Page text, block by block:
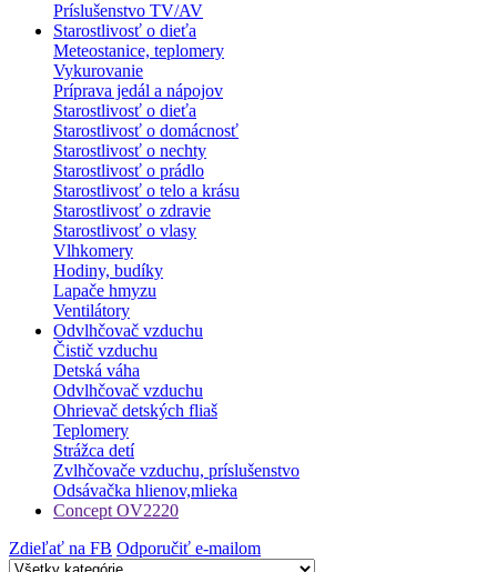
Príslušenstvo TV/AV
Starostlivosť o dieťa
Meteostanice, teplomery
Vykurovanie
Príprava jedál a nápojov
Starostlivosť o dieťa
Starostlivosť o domácnosť
Starostlivosť o nechty
Starostlivosť o prádlo
Starostlivosť o telo a krásu
Starostlivosť o zdravie
Starostlivosť o vlasy
Vlhkomery
Hodiny, budíky
Lapače hmyzu
Ventilátory
Odvlhčovač vzduchu
Čistič vzduchu
Detská váha
Odvlhčovač vzduchu
Ohrievač detských fliaš
Teplomery
Strážca detí
Zvlhčovače vzduchu, príslušenstvo
Odsávačka hlienov,mlieka
Concept OV2220
Zdieľať na FB Odporučiť e-mailom